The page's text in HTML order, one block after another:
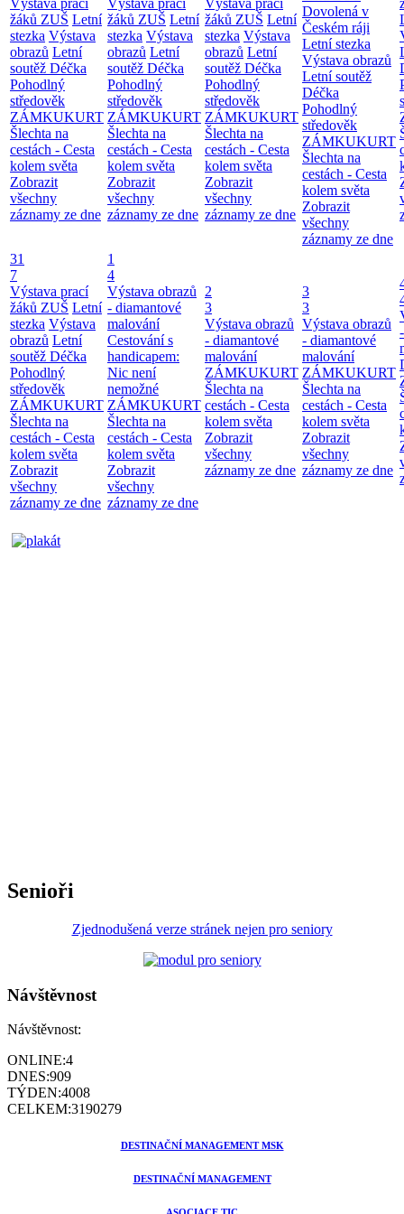
Výstava prací
žáků ZUŠ Letní
stezka Výstava
obrazů Letní
soutěž Déčka
Pohodlný
středověk
ZÁMKUKURT
Šlechta na
cestách - Cesta
kolem světa
Zobrazit
všechny
záznamy ze dne
Výstava prací
žáků ZUŠ Letní
stezka Výstava
obrazů Letní
soutěž Déčka
Pohodlný
středověk
ZÁMKUKURT
Šlechta na
cestách - Cesta
kolem světa
Zobrazit
všechny
záznamy ze dne
Výstava prací
žáků ZUŠ Letní
stezka Výstava
obrazů Letní
soutěž Déčka
Pohodlný
středověk
ZÁMKUKURT
Šlechta na
cestách - Cesta
kolem světa
Zobrazit
všechny
záznamy ze dne
Dovolená v
Českém ráji
Letní stezka
Výstava obrazů
Letní soutěž
Déčka
Pohodlný
středověk
ZÁMKUKURT
Šlechta na
cestách - Cesta
kolem světa
Zobrazit
všechny
záznamy ze dne
31
7
Výstava prací
žáků ZUŠ Letní
stezka Výstava
obrazů Letní
soutěž Déčka
Pohodlný
středověk
ZÁMKUKURT
Šlechta na
cestách - Cesta
kolem světa
Zobrazit
všechny
záznamy ze dne
1
4
Výstava obrazů
- diamantové
malování
Cestování s
handicapem:
Nic není
nemožné
ZÁMKUKURT
Šlechta na
cestách - Cesta
kolem světa
Zobrazit
všechny
záznamy ze dne
2
3
Výstava obrazů
- diamantové
malování
ZÁMKUKURT
Šlechta na
cestách - Cesta
kolem světa
Zobrazit
všechny
záznamy ze dne
3
3
Výstava obrazů
- diamantové
malování
ZÁMKUKURT
Šlechta na
cestách - Cesta
kolem světa
Zobrazit
všechny
záznamy ze dne
Senioři
Zjednodušená verze stránek nejen pro seniory
Návštěvnost
Návštěvnost:
ONLINE:4
DNES:909
TÝDEN:4008
CELKEM:3190279
DESTINAČNÍ MANAGEMENT MSK
DESTINAČNÍ MANAGEMENT